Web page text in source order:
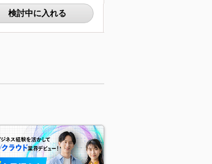
検討中に入れる